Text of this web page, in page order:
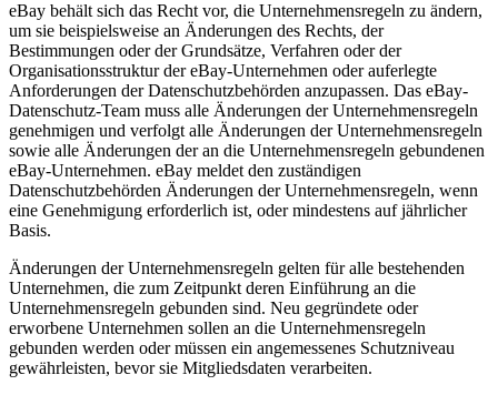
eBay behält sich das Recht vor, die Unternehmensregeln zu ändern,
um sie beispielsweise an Änderungen des Rechts, der
Bestimmungen oder der Grundsätze, Verfahren oder der
Organisationsstruktur der eBay-Unternehmen oder auferlegte
Anforderungen der Datenschutzbehörden anzupassen. Das eBay-
Datenschutz-Team muss alle Änderungen der Unternehmensregeln
genehmigen und verfolgt alle Änderungen der Unternehmensregeln
sowie alle Änderungen der an die Unternehmensregeln gebundenen
eBay-Unternehmen. eBay meldet den zuständigen
Datenschutzbehörden Änderungen der Unternehmensregeln, wenn
eine Genehmigung erforderlich ist, oder mindestens auf jährlicher
Basis.
Änderungen der Unternehmensregeln gelten für alle bestehenden
Unternehmen, die zum Zeitpunkt deren Einführung an die
Unternehmensregeln gebunden sind. Neu gegründete oder
erworbene Unternehmen sollen an die Unternehmensregeln
gebunden werden oder müssen ein angemessenes Schutzniveau
gewährleisten, bevor sie Mitgliedsdaten verarbeiten.